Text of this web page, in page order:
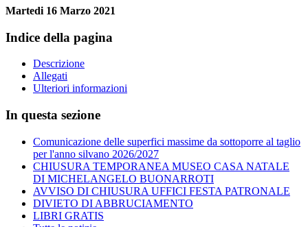
Martedi 16 Marzo 2021
Indice della pagina
Descrizione
Allegati
Ulteriori informazioni
In questa sezione
Comunicazione delle superfici massime da sottoporre al taglio
per l'anno silvano 2026/2027
CHIUSURA TEMPORANEA MUSEO CASA NATALE
DI MICHELANGELO BUONARROTI
AVVISO DI CHIUSURA UFFICI FESTA PATRONALE
DIVIETO DI ABBRUCIAMENTO
LIBRI GRATIS